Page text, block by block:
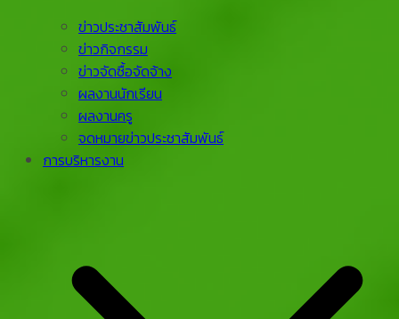
ข่าวประชาสัมพันธ์
ข่าวกิจกรรม
ข่าวจัดซื้อจัดจ้าง
ผลงานนักเรียน
ผลงานครู
จดหมายข่าวประชาสัมพันธ์
การบริหารงาน